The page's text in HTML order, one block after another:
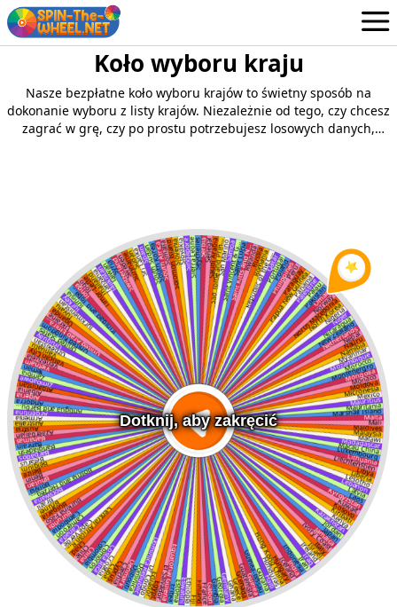
Login / Zapisać się
Koło wyboru kraju
Nasze bezpłatne koło wyboru krajów to świetny sposób na
dokonanie wyboru z listy krajów. Niezależnie od tego, czy chcesz
zagrać w grę, czy po prostu potrzebujesz losowych danych,
Dotknij, aby zakręcić